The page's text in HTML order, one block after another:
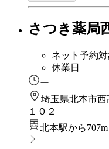
さつき薬局
ネット予約
休業日
ー
埼玉県北本市
１０２
北本駅から707m